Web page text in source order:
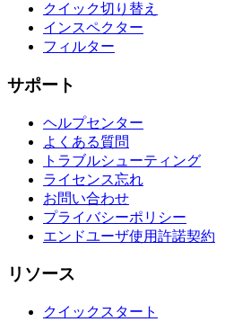
クイック切り替え
インスペクター
フィルター
サポート
ヘルプセンター
よくある質問
トラブルシューティング
ライセンス忘れ
お問い合わせ
プライバシーポリシー
エンドユーザ使用許諾契約
リソース
クイックスタート